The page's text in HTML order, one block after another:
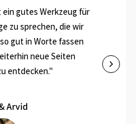
ein gutes Werkzeug für
zu sprechen, die wir
gut in Worte fassen
neue Seiten
entdecken."
Arvid